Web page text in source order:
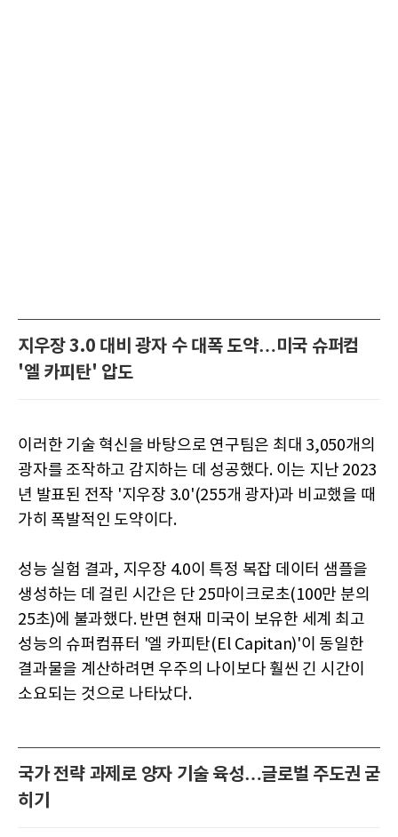
지우장 3.0 대비 광자 수 대폭 도약…미국 슈퍼컴
'엘 카피탄' 압도
이러한 기술 혁신을 바탕으로 연구팀은 최대 3,050개의
광자를 조작하고 감지하는 데 성공했다. 이는 지난 2023
년 발표된 전작 '지우장 3.0'(255개 광자)과 비교했을 때
가히 폭발적인 도약이다.
성능 실험 결과, 지우장 4.0이 특정 복잡 데이터 샘플을
생성하는 데 걸린 시간은 단 25마이크로초(100만 분의
25초)에 불과했다. 반면 현재 미국이 보유한 세계 최고
성능의 슈퍼컴퓨터 '엘 카피탄(El Capitan)'이 동일한
결과물을 계산하려면 우주의 나이보다 훨씬 긴 시간이
소요되는 것으로 나타났다.
국가 전략 과제로 양자 기술 육성…글로벌 주도권 굳
히기